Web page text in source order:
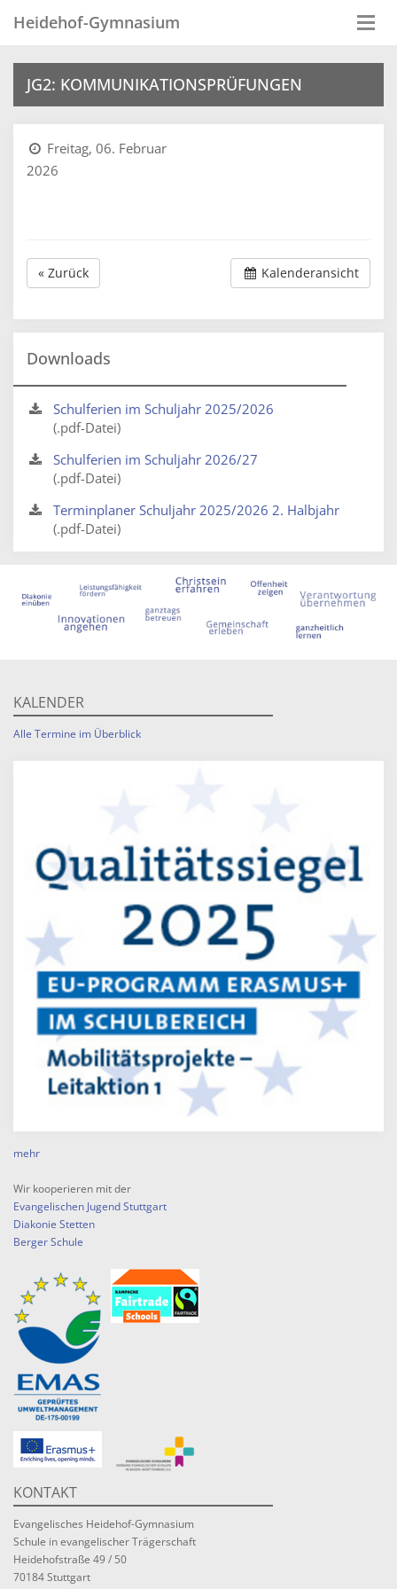
Heidehof-Gymnasium
JG2: KOMMUNIKATIONSPRÜFUNGEN
Freitag, 06. Februar
2026
« Zurück Kalenderansicht
Downloads
Schulferien im Schuljahr 2025/2026
(.pdf-Datei)
Schulferien im Schuljahr 2026/27
(.pdf-Datei)
Terminplaner Schuljahr 2025/2026 2. Halbjahr
(.pdf-Datei)
KALENDER
Alle Termine im Überblick
mehr
Wir kooperieren mit der
Evangelischen Jugend Stuttgart
Diakonie Stetten
Berger Schule
KONTAKT
Evangelisches Heidehof-Gymnasium
Schule in evangelischer Trägerschaft
Heidehofstraße 49 / 50
70184 Stuttgart